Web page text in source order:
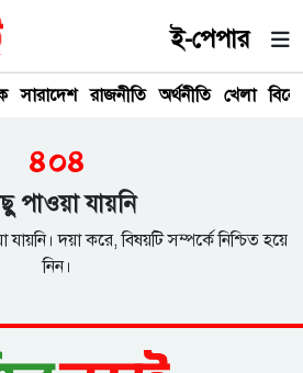
ই-পেপার
সারাদেশ রাজনীতি অর্থনীতি খেলা
৪০৪
পাওয়া যায়নি
দয়া করে, বিষয়টি সম্পর্কে নিশ্চিত হয়ে
নিন।